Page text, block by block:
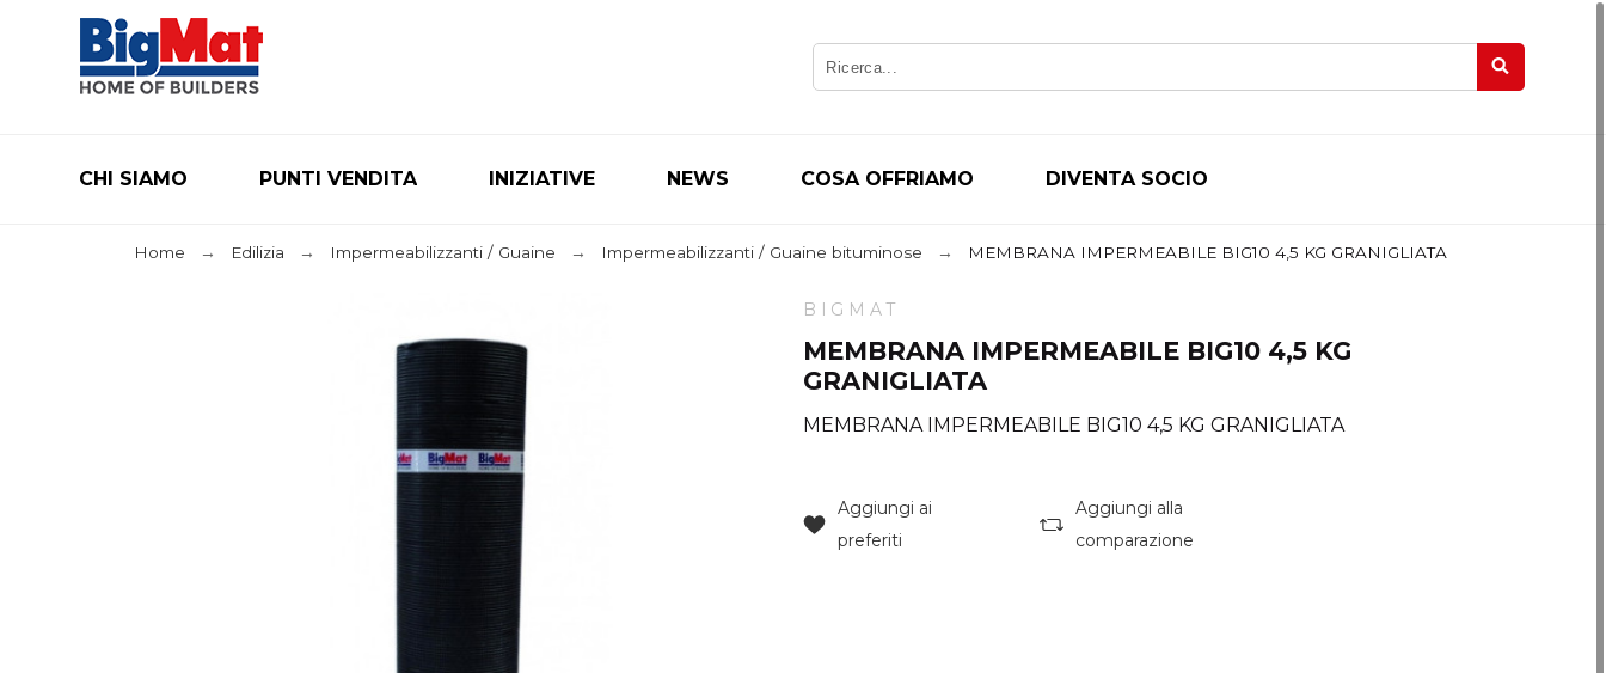
CHI SIAMO PUNTI VENDITA INIZIATIVE NEWS COSA OFFRIAMO DIVENTA SOCIO
Home Edilizia Impermeabilizzanti / Guaine Impermeabilizzanti / Guaine bituminose MEMBRANA IMPERMEABILE BIG10 4,5 KG GRANIGLIATA
BIGMAT
MEMBRANA IMPERMEABILE BIG10 4,5 KG
GRANIGLIATA
MEMBRANA IMPERMEABILE BIG10 4,5 KG GRANIGLIATA
Aggiungi ai
preferiti
Aggiungi alla
comparazione